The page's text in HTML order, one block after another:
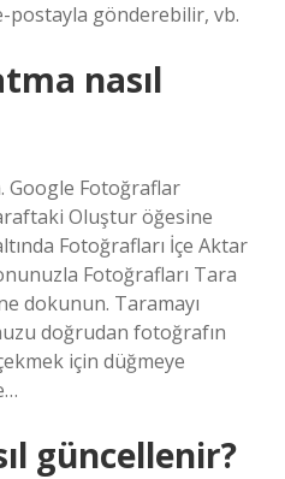
postayla gönderebilir, vb.
nasıl
Google Fotoğraflar
Oluştur öğesine
Fotoğrafları İçe Aktar
Fotoğrafları Tara
dokunun. Taramayı
doğrudan fotoğrafın
için düğmeye
güncellenir?